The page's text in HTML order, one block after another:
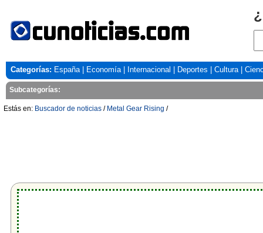
Categorías: España| Economía| Internacional Deportes Cultura|
Subcategorías:
Estás en: Buscador de noticias / Metal Gear Rising /